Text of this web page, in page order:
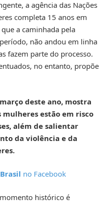
a agência das Nações
completa 15 anos em
a caminhada pela
não andou em linha
fazem parte do processo.
no entanto, propõe
deste ano, mostra
estão em risco
além de salientar
da violência e da
no Facebook
histórico é